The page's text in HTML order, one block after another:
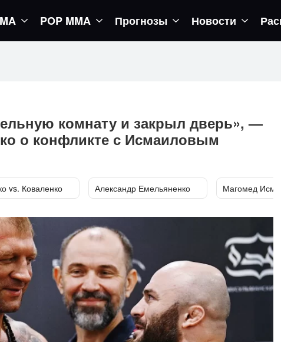
POP MMA Прогнозы Новости
Макгрегор вернется в октагон
комнату и закрыл дверь», —
о конфликте с Исмаиловым
vs. Коваленко Александр Емельяненко Магомед